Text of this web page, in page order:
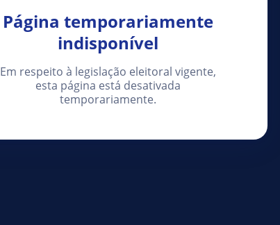
Página temporariamente
indisponível
Em respeito à legislação eleitoral vigente,
esta página está desativada
temporariamente.